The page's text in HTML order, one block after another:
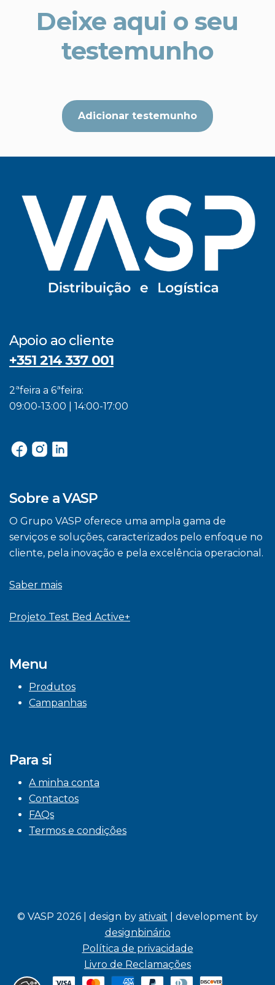
Deixe aqui o seu
testemunho
Adicionar testemunho
Apoio ao cliente
+351 214 337 001
2ªfeira a 6ªfeira:
09:00-13:00 | 14:00-17:00
Sobre a VASP
O Grupo VASP oferece uma ampla gama de
serviços e soluções, caracterizados pelo enfoque no
cliente, pela inovação e pela excelência operacional.
Saber mais
Projeto Test Bed Active+
Menu
Produtos
Campanhas
Para si
A minha conta
Contactos
FAQs
Termos e condições
© VASP 2026 | design by ativait | development by
designbinário
Política de privacidade
Livro de Reclamações